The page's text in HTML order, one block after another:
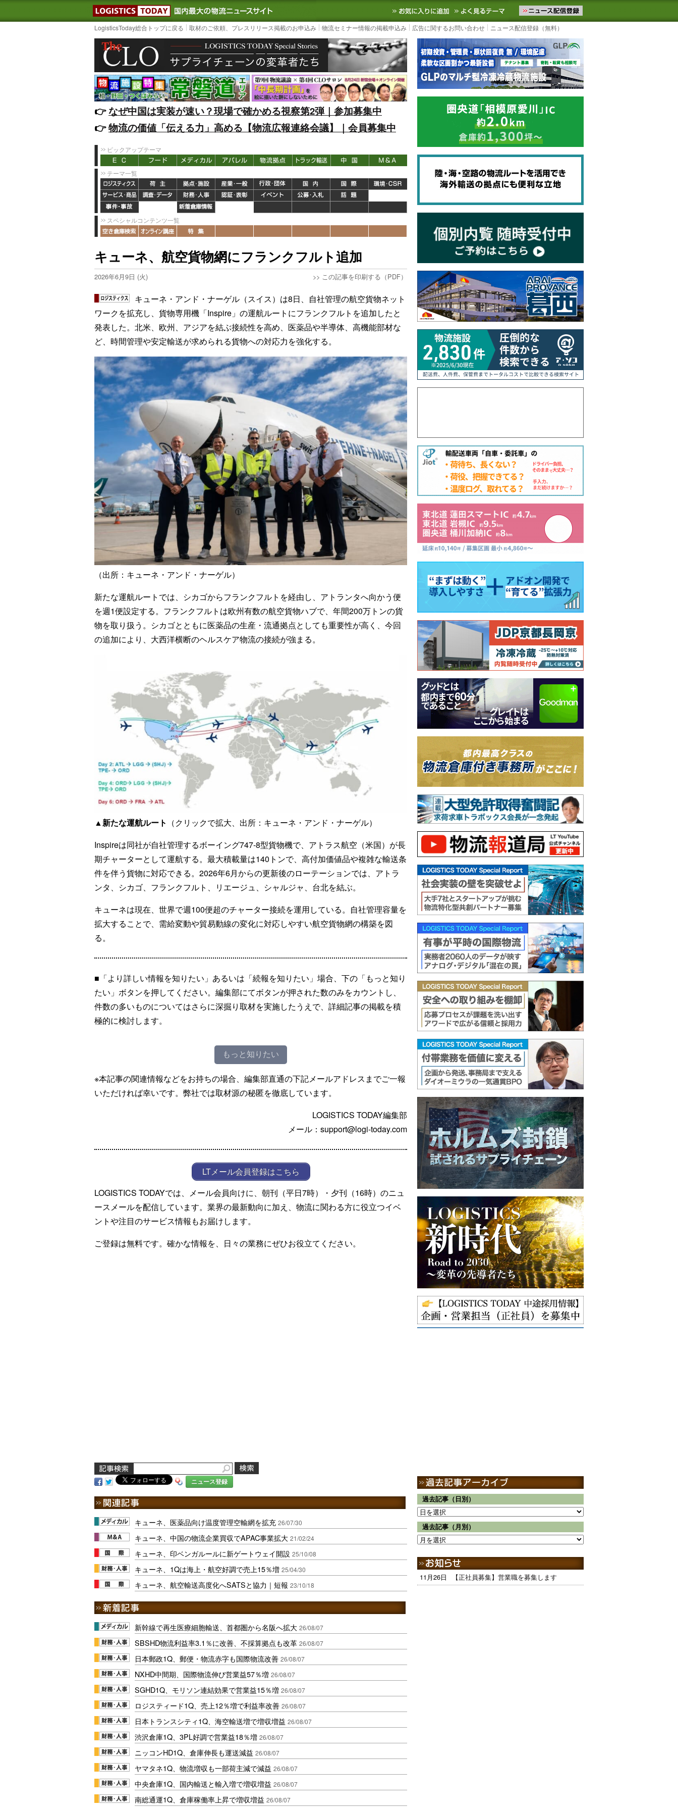
LOGISTICS TODAY｜国内最大の物流ニュースサイト3PL, SCMなど国内外の最新の物流ニュースをお届けします。物流ニュースメール配信を登録す
お気に入りに追加 よく見るテーマ
LogisticsToday総合トップに戻る 取材のご依頼、プレスリリース掲載のお申込み 物流セミナー情報の掲載申込み 広告に関するお問い合わせ ニュース配信登録（無料）
👉️なぜ中国は実装が速い？現場で確かめる視察第2弾｜参加募集中
👉️物流の価値「伝える力」高める【物流広報連絡会議】｜会員募集中
ピックアップテーマ
テーマ一覧
スペシャルコンテンツ一覧
キューネ、航空貨物網にフランクフルト追加
2026年6月9日 (火) >> この記事を印刷する（PDF）
キューネ・アンド・ナーゲル（スイス）は8日、自社管理の航空貨物ネット
ワークを拡充し、貨物専用機「Inspire」の運航ルートにフランクフルトを追加したと
発表した。北米、欧州、アジアを結ぶ接続性を高め、医薬品や半導体、高機能部材な
ど、時間管理や安定輸送が求められる貨物への対応力を強化する。
（出所：キューネ・アンド・ナーゲル）
新たな運航ルートでは、シカゴからフランクフルトを経由し、アトランタへ向かう便
を週1便設定する。フランクフルトは欧州有数の航空貨物ハブで、年間200万トンの貨
物を取り扱う。シカゴとともに医薬品の生産・流通拠点としても重要性が高く、今回
の追加により、大西洋横断のヘルスケア物流の接続が強まる。
▲新たな運航ルート （クリックで拡大、出所：キューネ・アンド・ナーゲル）
Inspireは同社が自社管理するボーイング747-8型貨物機で、アトラス航空（米国）が長
期チャーターとして運航する。最大積載量は140トンで、高付加価値品や複雑な輸送条
件を伴う貨物に対応できる。2026年6月からの更新後のローテーションでは、アトラ
ンタ、シカゴ、フランクフルト、リエージュ、シャルジャ、台北を結ぶ。
キューネは現在、世界で週100便超のチャーター接続を運用している。自社管理容量を
拡大することで、需給変動や貿易動線の変化に対応しやすい航空貨物網の構築を図
る。
■「より詳しい情報を知りたい」あるいは「続報を知りたい」場合、下の「もっと知り
たい」ボタンを押してください。編集部にてボタンが押された数のみをカウントし、
件数の多いものについてはさらに深掘り取材を実施したうえで、詳細記事の掲載を積
極的に検討します。
もっと知りたい
※本記事の関連情報などをお持ちの場合、編集部直通の下記メールアドレスまでご一報
いただければ幸いです。弊社では取材源の秘匿を徹底しています。
LOGISTICS TODAY編集部
メール：support@logi-today.com
LTメール会員登録はこちら
LOGISTICS TODAYでは、メール会員向けに、朝刊（平日7時）・夕刊（16時）のニュ
ースメールを配信しています。業界の最新動向に加え、物流に関わる方に役立つイベ
ントや注目のサービス情報もお届けします。
ご登録は無料です。確かな情報を、日々の業務にぜひお役立てください。
ニュース登録
キューネ、医薬品向け温度管理空輸網を拡充 26/07/30
キューネ、中国の物流企業買収でAPAC事業拡大 21/02/24
キューネ、印ベンガルールに新ゲートウェイ開設 25/10/08
キューネ、1Qは海上・航空好調で売上15％増 25/04/30
キューネ、航空輸送高度化へSATSと協力｜短報 23/10/18
新幹線で再生医療細胞輸送、首都圏から名阪へ拡大 26/08/07
SBSHD物流利益率3.1％に改善、不採算拠点も改革 26/08/07
日本郵政1Q、郵便・物流赤字も国際物流改善 26/08/07
NXHD中間期、国際物流伸び営業益57％増 26/08/07
SGHD1Q、モリソン連結効果で営業益15％増 26/08/07
ロジスティード1Q、売上12％増で利益率改善 26/08/07
日本トランスシティ1Q、海空輸送増で増収増益 26/08/07
渋沢倉庫1Q、3PL好調で営業益18％増 26/08/07
ニッコンHD1Q、倉庫伸長も運送減益 26/08/07
ヤマタネ1Q、物流増収も一部荷主減で減益 26/08/07
中央倉庫1Q、国内輸送と輸入増で増収増益 26/08/07
南総通運1Q、倉庫稼働率上昇で増収増益 26/08/07
過去記事（日別）
過去記事（月別）
11月26日 【正社員募集】営業職を募集します